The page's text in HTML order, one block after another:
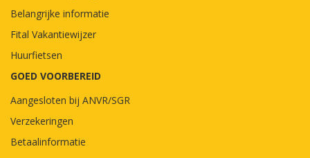
Belangrijke informatie
Fital Vakantiewijzer
Huurfietsen
GOED VOORBEREID
Aangesloten bij ANVR/SGR
Verzekeringen
Betaalinformatie